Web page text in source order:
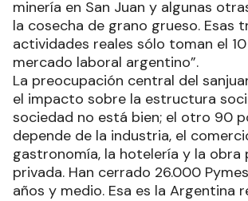
minería en San Juan y algunas
la cosecha de grano grueso. Esas
actividades reales sólo toman el
mercado laboral argentino”.
La preocupación central del
el impacto sobre la estructura
sociedad no está bien; el otro 90
depende de la industria, el
gastronomía, la hotelería y la obra
privada. Han cerrado 26.000
años y medio. Esa es la Argentina